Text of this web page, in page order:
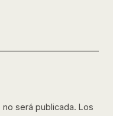
será publicada. Los